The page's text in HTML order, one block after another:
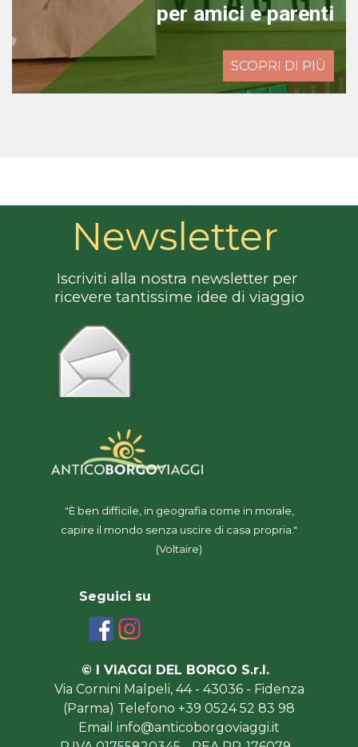
per amici e parenti
SCOPRI DI PIÙ
Newsletter
Iscriviti alla nostra newsletter per
ricevere tantissime idee di viaggio
"È ben difficile, in geografia come in morale,
capire il mondo senza uscire di casa propria."
(Voltaire)
Seguici su
© I VIAGGI DEL BORGO S.r.l.
Via Cornini Malpeli, 44 - 43036 - Fidenza
(Parma) Telefono +39 0524 52 83 98
Email info@anticoborgoviaggi.it